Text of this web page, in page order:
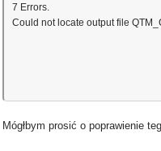
7 Errors.
Could not locate output file
Mógłbym prosić o poprawienie